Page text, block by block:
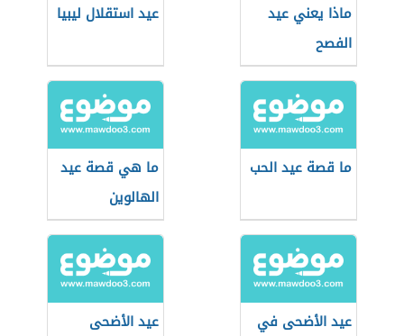
ماذا يعني عيد
الفصح
عيد استقلال ليبيا
ما قصة عيد الحب
ما هي قصة عيد
الهالوين
عيد الأضحى في
عيد الأضحى